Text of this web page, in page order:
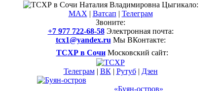
Наталия Владимировна Цыгикало:
MAX | Ватсап | Телеграм
Звоните:
+7 977 722-68-58 Электронная почта:
tcx1@yandex.ru Мы ВКонтакте:
ТСХР в Сочи Московский сайт:
Телеграм| ВК| Рутуб| Дзен
«Буян-остров»